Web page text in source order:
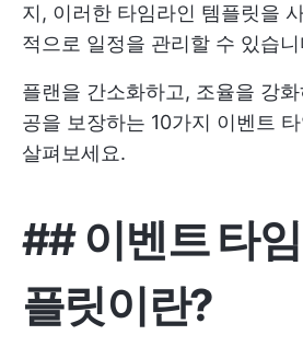
지, 이러한 타임라인 템플릿을
적으로 일정을 관리할 수 있습니
플랜을 간소화하고, 조율을 강
공을 보장하는 10가지 이벤트
살펴보세요.
## 이벤트 타
플릿이란?